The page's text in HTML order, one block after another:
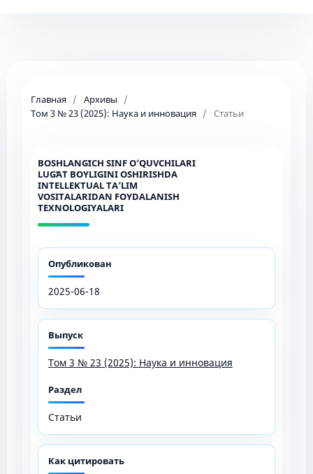
Главная / Архивы
/
Том 3 № 23 (2025): Наука и инновация / Статьи
BOSHLANGʻICH SINF O‘QUVCHILARI
LUGʻAT BOYLIGINI OSHIRISHDA
INTELLEKTUAL TA’LIM
VOSITALARIDAN FOYDALANISH
TEXNOLOGIYALARI
Опубликован
2025-06-18
Выпуск
Том 3 № 23 (2025): Наука и инновация
Раздел
Статьи
Как цитировать